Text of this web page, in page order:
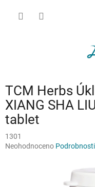
TCM Herbs
XIANG SHA
tablet
1301
Průměrné
Neohodnoceno